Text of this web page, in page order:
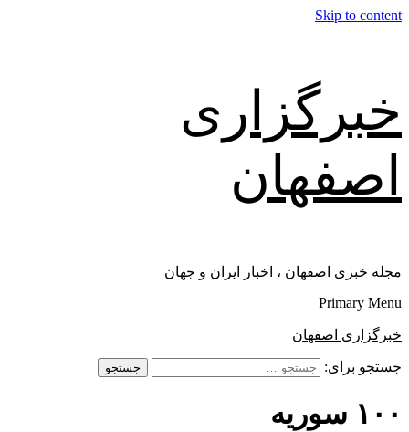
Skip to content
خبرگزاری
اصفهان
مجله خبری اصفهان ، اخبار ایران و جهان
Primary Menu
خبرگزاری اصفهان
جستجو برای:
۱۰۰ سوریه